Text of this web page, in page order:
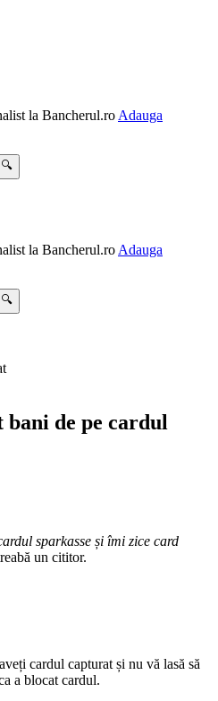
la Bancherul.ro Adauga
🔍
la Bancherul.ro Adauga
🔍
bani de pe cardul
sparkasse și îmi zice card
un cititor.
cardul capturat și nu vă lasă să
a blocat cardul.